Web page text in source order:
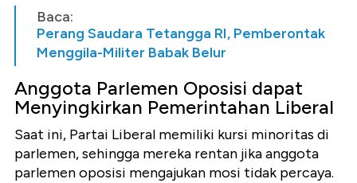
Baca:
Perang Saudara Tetangga RI, Pemberontak
Menggila-Militer Babak Belur
Anggota Parlemen Oposisi dapat
Menyingkirkan Pemerintahan Liberal
Saat ini, Partai Liberal memiliki kursi minoritas di
parlemen, sehingga mereka rentan jika anggota
parlemen oposisi mengajukan mosi tidak percaya.